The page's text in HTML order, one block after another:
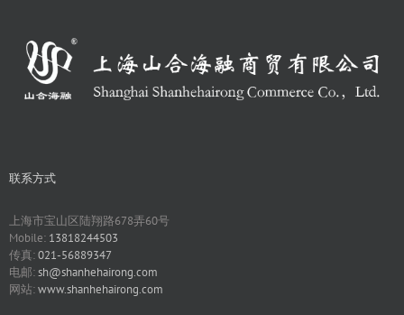
联系方式
上海市宝山区陆翔路678弄60号
Mobile: 13818244503
传真:021-56889347
电邮:sh@shanhehairong.com
网站:www.shanhehairong.com